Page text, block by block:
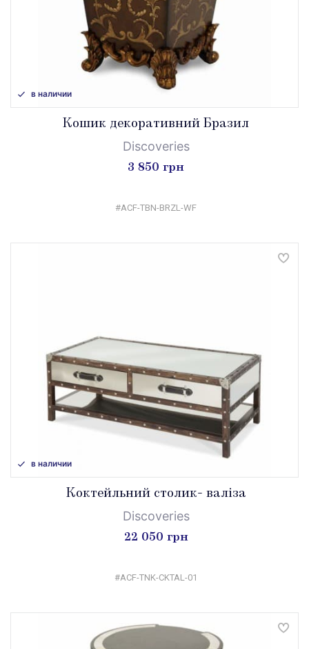
в наличии
Кошик декоративний Бразил
Discoveries
3 850 грн
#ACF-TBN-BRZL-WF
в наличии
Коктейльний столик- валіза
Discoveries
22 050 грн
#ACF-TNK-CKTAL-01